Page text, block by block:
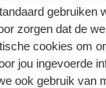
gebruiken
zorgen dat de
cookies om
jou ingevoerde
ook gebruik van